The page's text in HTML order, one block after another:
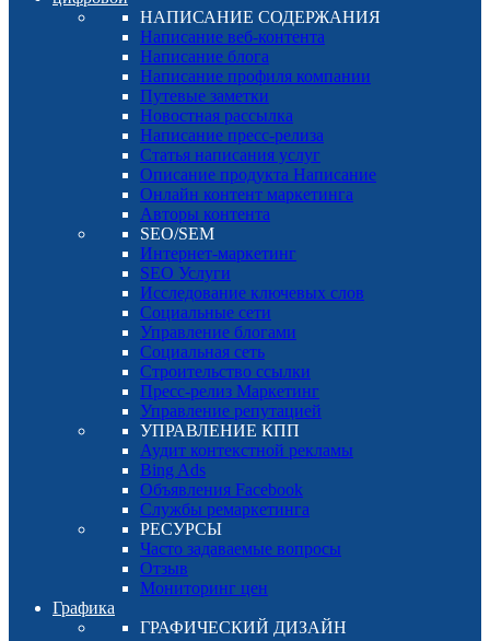
НАПИСАНИЕ СОДЕРЖАНИЯ
Написание веб-контента
Написание блога
Написание профиля компании
Путевые заметки
Новостная рассылка
Написание пресс-релиза
Статья написания услуг
Описание продукта Написание
Онлайн контент маркетинга
Авторы контента
SEO/SEM
Интернет-маркетинг
SEO Услуги
Исследование ключевых слов
Социальные сети
Управление блогами
Социальная сеть
Строительство ссылки
Пресс-релиз Маркетинг
Управление репутацией
УПРАВЛЕНИЕ КПП
Аудит контекстной рекламы
Bing Ads
Объявления Facebook
Службы ремаркетинга
РЕСУРСЫ
Часто задаваемые вопросы
Отзыв
Мониторинг цен
Графика
ГРАФИЧЕСКИЙ ДИЗАЙН